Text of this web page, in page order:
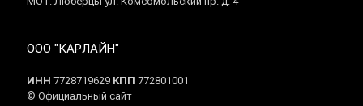
ООО "КАРЛАЙН"
ИНН 7728719629 КПП 772801001
© Официальный сайт